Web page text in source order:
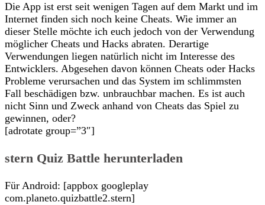
Die App ist erst seit wenigen Tagen auf dem Markt und im
Internet finden sich noch keine Cheats. Wie immer an
dieser Stelle möchte ich euch jedoch von der Verwendung
möglicher Cheats und Hacks abraten. Derartige
Verwendungen liegen natürlich nicht im Interesse des
Entwicklers. Abgesehen davon können Cheats oder Hacks
Probleme verursachen und das System im schlimmsten
Fall beschädigen bzw. unbrauchbar machen. Es ist auch
nicht Sinn und Zweck anhand von Cheats das Spiel zu
gewinnen, oder?
[adrotate group=”3″]
stern Quiz Battle herunterladen
Für Android: [appbox googleplay
com.planeto.quizbattle2.stern]